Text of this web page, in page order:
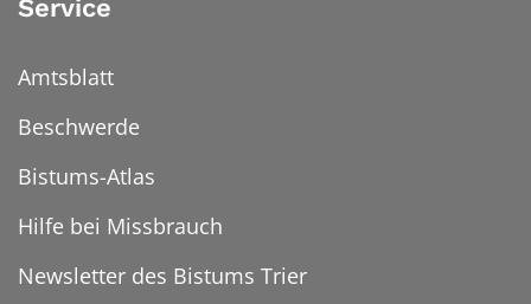
Service
Amtsblatt
Beschwerde
Bistums-Atlas
Hilfe bei Missbrauch
Newsletter des Bistums Trier